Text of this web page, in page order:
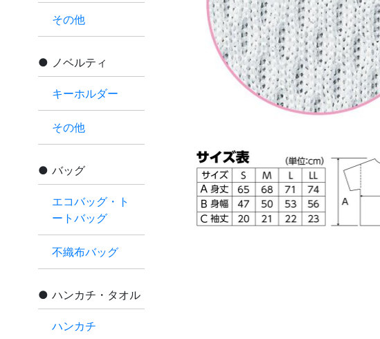
その他
ノベルティ
キーホルダー
その他
バッグ
エコバッグ・ト
ートバッグ
不織布バッグ
ハンカチ・タオル
ハンカチ